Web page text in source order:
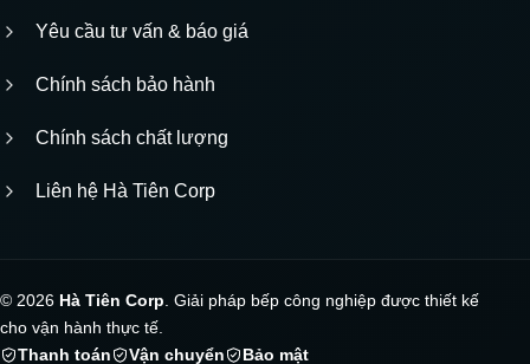
Yêu cầu tư vấn & báo giá
Chính sách bảo hành
Chính sách chất lượng
Liên hệ Hà Tiên Corp
© 2026 Hà Tiên Corp . Giải pháp bếp công nghiệp được thiết kế
cho vận hành thực tế.
Thanh toán
Vận chuyển Bảo mật